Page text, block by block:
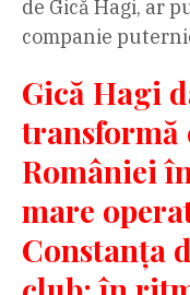
de Gică Hagi, ar
companie
Gică Hagi
transformă
României
mare
Constanța